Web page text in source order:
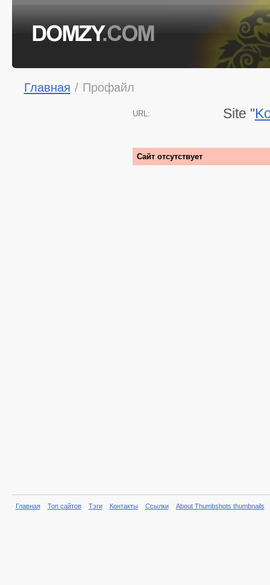
Главная / Профайл
URL: Site "
Сайт отсутствует
Главная Топ сайтов Тэги Контакты Ссылки About Thumbshots thumbnails